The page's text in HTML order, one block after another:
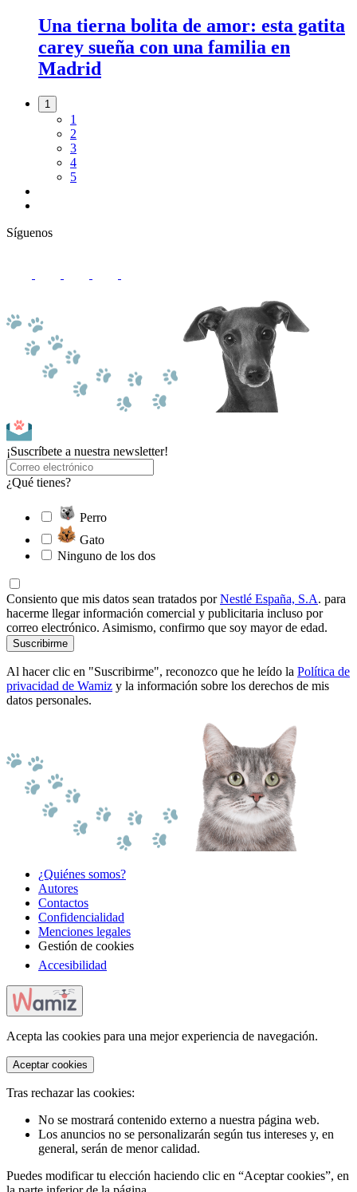
Una tierna bolita de amor: esta gatita
carey sueña con una familia en
Madrid
1
1
2
3
4
5
Síguenos
¡Suscríbete a nuestra newsletter!
¿Qué tienes?
Perro
Gato
Ninguno de los dos
Consiento que mis datos sean tratados porNestlé España, S.A. para
hacerme llegar información comercial y publicitaria incluso por
correo electrónico. Asimismo, confirmo que soy mayor de edad.
Suscribirme
Al hacer clic en "Suscribirme", reconozco que he leído la Política de
privacidad de Wamiz y la información sobre los derechos de mis
datos personales.
¿Quiénes somos?
Autores
Contactos
Confidencialidad
Menciones legales
Gestión de cookies
Accesibilidad
Acepta las cookies para una mejor experiencia de navegación.
Aceptar cookies
Tras rechazar las cookies:
No se mostrará contenido externo a nuestra página web.
Los anuncios no se personalizarán según tus intereses y, en
general, serán de menor calidad.
Puedes modificar tu elección haciendo clic en “Aceptar cookies”, en